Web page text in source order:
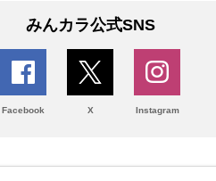
みんカラ公式SNS
Facebook X Instagram